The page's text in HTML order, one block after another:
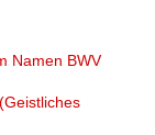
Namen BWV